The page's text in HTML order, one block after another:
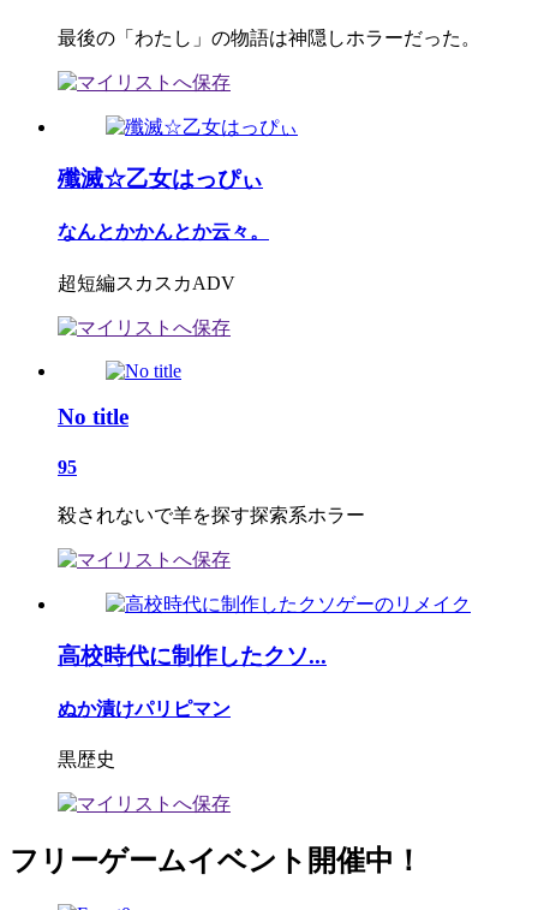
最後の「わたし」の物語は神隠しホラーだった。
殲滅☆乙女はっぴぃ
なんとかかんとか云々。
超短編スカスカADV
No title
95
殺されないで羊を探す探索系ホラー
高校時代に制作したクソ...
ぬか漬けパリピマン
黒歴史
フリーゲームイベント開催中！